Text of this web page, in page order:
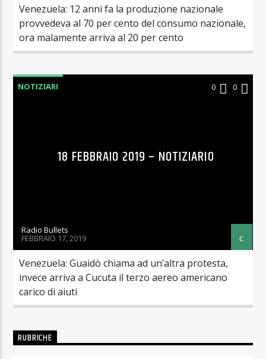
Venezuela: 12 anni fa la produzione nazionale
provvedeva al 70 per cento del consumo nazionale,
ora malamente arriva al 20 per cento
NOTIZIARI 0 0
18 FEBBRAIO 2019 – NOTIZIARIO
Radio Bullets
FEBBRAIO 17, 2019
Venezuela: Guaidò chiama ad un’altra protesta,
invece arriva a Cucuta il terzo aereo americano
carico di aiuti
RUBRICHE